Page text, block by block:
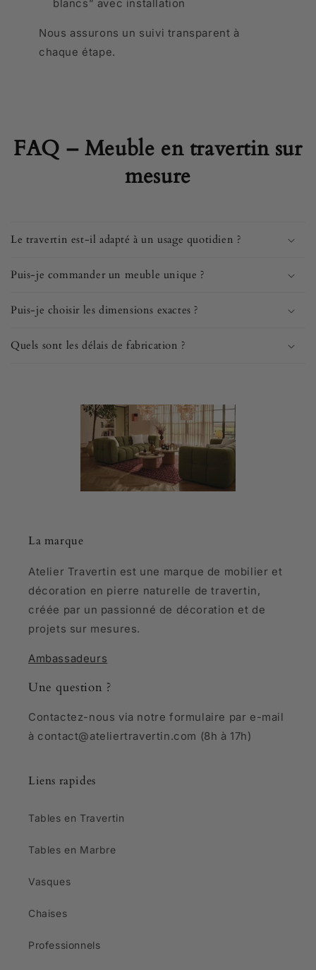
blancs” avec installation
Nous assurons un suivi transparent à
chaque étape.
FAQ – Meuble en travertin sur
mesure
Le travertin est-il adapté à un usage quotidien ?
Puis-je commander un meuble unique ?
Puis-je choisir les dimensions exactes ?
Quels sont les délais de fabrication ?
La marque
Atelier Travertin est une marque de mobilier et
décoration en pierre naturelle de travertin,
créée par un passionné de décoration et de
projets sur mesures.
Ambassadeurs
Une question ?
Contactez-nous via notre formulaire par e-mail
à contact@ateliertravertin.com (8h à 17h)
Liens rapides
Tables en Travertin
Tables en Marbre
Vasques
Chaises
Professionnels